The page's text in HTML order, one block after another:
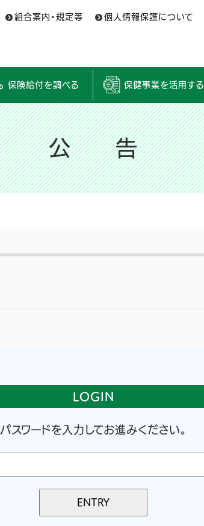
組合案内・規定等 個人情報保護について
保険給付を調べる 保健事業を活用する
公 告
LOGIN
パスワードを入力してお進みください。